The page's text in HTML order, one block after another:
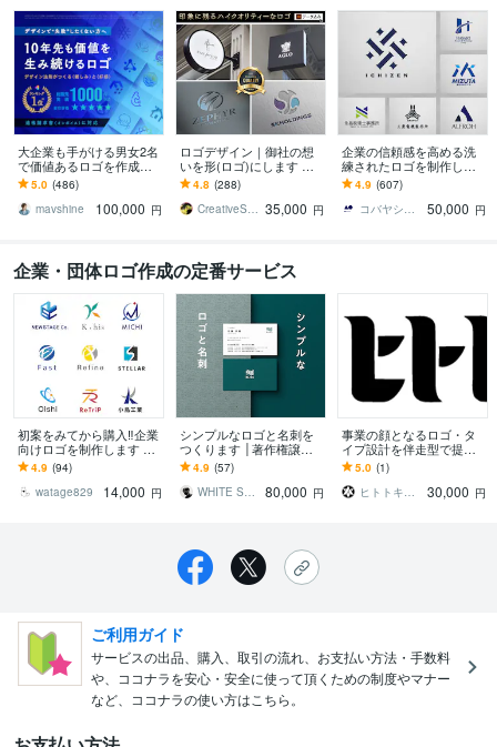
大企業も手がける男女2名
で価値あるロゴを作成し
ます ランキング1位実績多
数【安心のキャンセル保
証＋著作権譲渡】
5.0 (486)
mavshine
100,000 円
ロゴデザイン｜御社の想
いを形(ロゴ)にします 大
企業のデザイン実績あり
のデザイナーがデザイン
します!!
4.8 (288)
CreativeStudio ISOLA 35,000 円
企業の信頼感を高める洗
練されたロゴを制作しま
す 500件超の実績。想い
を整理し、長く使えるロ
ゴへ設計します
4.9 (607)
コバヤシ タイジ
50,000 円
企業・団体ロゴ作成の定番サービス
初案をみてから購入‼企業
向けロゴを制作します 初
案をみてから購入!!修正無
制限!・２案提案・著作権
譲渡
4.9 (94)
watage829
14,000 円
シンプルなロゴと名刺を
つくります │著作権譲渡│
商用利用可│AIデータ込み
4.9 (57)
WHITE SUGAR
80,000 円
事業の顔となるロゴ・タ
イプ設計を伴走型で提案
します 企業の想いとユー
ザーの願いを繋ぐ伴走型
ロゴ設計
5.0 (1)
ヒトトキ企画
30,000 円
ご利用ガイド
サービスの出品、購入、取引の流れ、お支払い方法・手数料
や、ココナラを安心・安全に使って頂くための制度やマナー
など、ココナラの使い方はこちら。